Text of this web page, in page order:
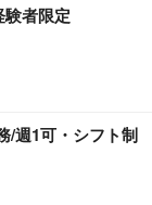
験者限定
/週1可・シフト制